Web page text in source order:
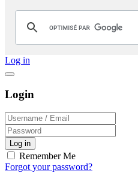
Log in
Login
Log in
Remember Me
Forgot your password?